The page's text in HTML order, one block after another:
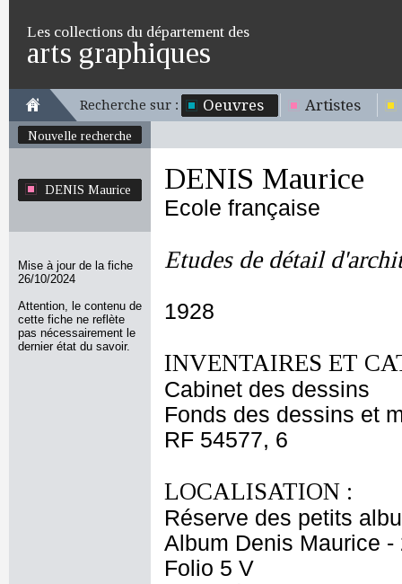
Les collections du département des
arts graphiques
Recherche sur : Oeuvres Artistes
Nouvelle recherche
DENIS Maurice
Mise à jour de la fiche
26/10/2024
Attention, le contenu de
cette fiche ne reflète
pas nécessairement le
dernier état du savoir.
DENIS Maurice
Ecole française
Etudes de détail
1928
INVENTAIRES ET
Cabinet des dessins
Fonds des dessins et
RF 54577, 6
LOCALISATION :
Réserve des petits
Album Denis Maurice -
Folio 5 V